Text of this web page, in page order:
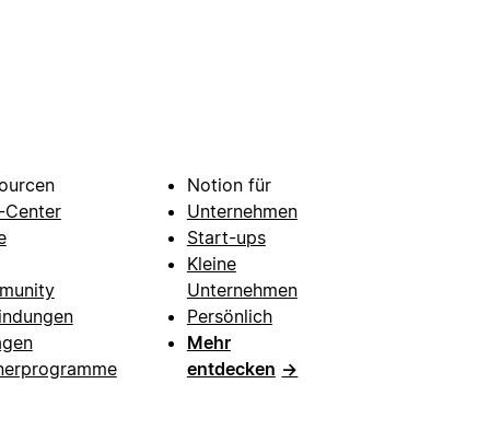
Notion für
Unternehmen
Start-ups
Kleine
Unternehmen
Persönlich
Mehr
entdecken →